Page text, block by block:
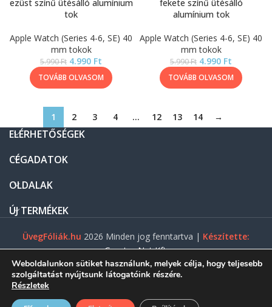
ezüst színű ütésálló alumínium
tok
Apple Watch (Series 4-6, SE) 40
mm tokok
5.990Ft 4.990 Ft
TOVÁBB OLVASOM
fekete színű ütésálló
alumínium tok
Apple Watch (Series 4-6, SE) 40
mm tokok
5.990Ft 4.990 Ft
TOVÁBB OLVASOM
1 2 3 4 … 12 13 14 →
ELÉRHETŐSÉGEK
CÉGADATOK
OLDALAK
ÚJ TERMÉKEK
ÜvegFóliák.hu 2026 Minden jog fenntartva | Készítette:
Gasztro Net Kft.
Weboldalunkon sütiket használunk, melyek célja, hogy teljesebb
szolgáltatást nyújtsunk látogatóink részére.
Részletek